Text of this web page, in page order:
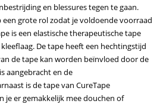
en blessures tegen te gaan.
een grote rol zodat je voldoende voorraad
is een elastische therapeutische tape
De tape heeft een hechtingstijd
de tape kan worden beïnvloed door de
aangebracht en de
is de tape van CureTape
je er gemakkelijk mee douchen of